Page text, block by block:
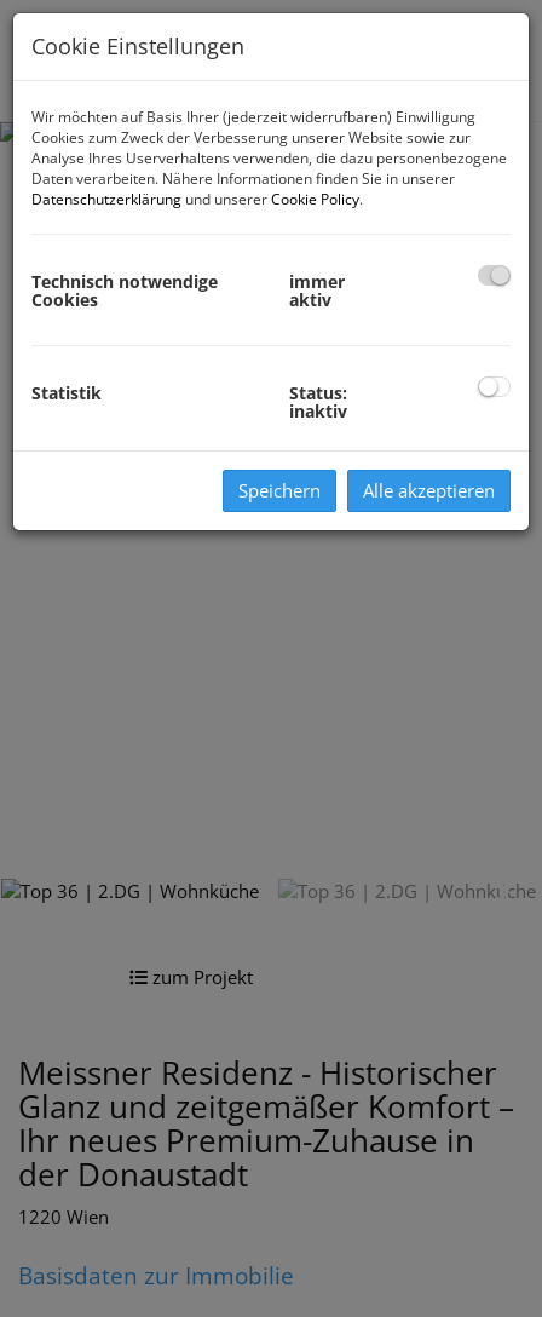
zum Projekt
Meissner Residenz - Historischer
Glanz und zeitgemäßer Komfort –
Ihr neues Premium-Zuhause in
der Donaustadt
1220 Wien
Basisdaten zur Immobilie
Cookie Einstellungen
Wir möchten auf Basis Ihrer (jederzeit widerrufbaren) Einwilligung
Cookies zum Zweck der Verbesserung unserer Website sowie zur
Analyse Ihres Userverhaltens verwenden, die dazu personenbezogene
Daten verarbeiten. Nähere Informationen finden Sie in unserer
Datenschutzerklärung und unsererCookie Policy.
Technisch notwendige
Cookies
immer
aktiv
Statistik Status:
inaktiv
Speichern Alle akzeptieren